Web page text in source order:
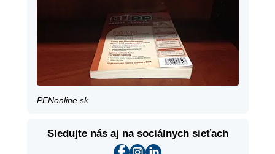
PENonline.sk
Sledujte nás aj na sociálnych sieťach